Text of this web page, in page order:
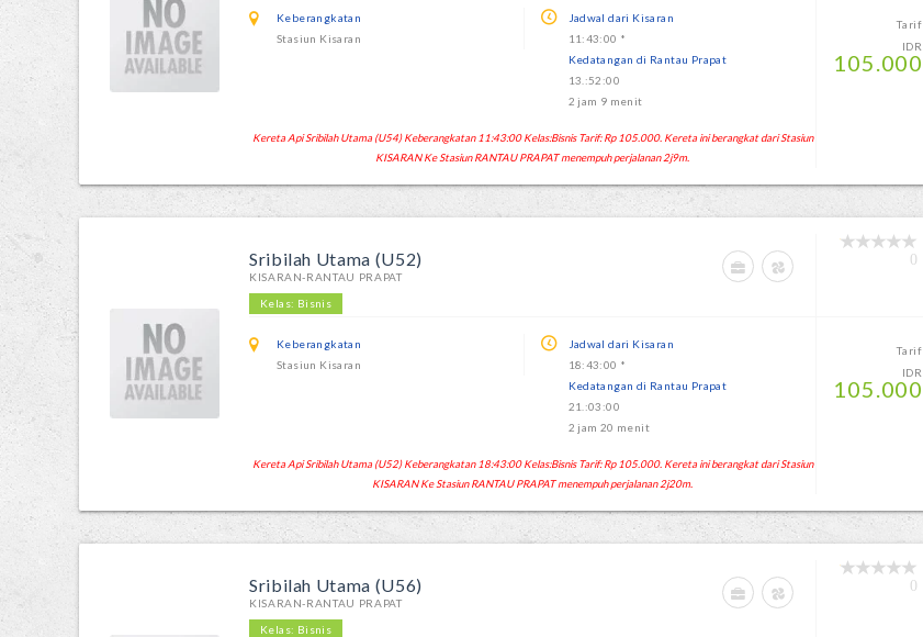
Keberangkatan
Stasiun Kisaran
Jadwal dari Kisaran
11:43:00 *
Kedatangan di Rantau Prapat
13.:52:00
2 jam 9 menit
Tarif
IDR
105.000
Kereta Api Sribilah Utama (U54) Keberangkatan 11:43:00 Kelas:Bisnis Tarif: Rp 105.000. Kereta ini berangkat dari Stasiun
KISARAN Ke Stasiun RANTAU PRAPAT menempuh perjalanan 2j9m.
Sribilah Utama (U52)
KISARAN-RANTAU PRAPAT
Kelas: Bisnis
0
Keberangkatan
Stasiun Kisaran
Jadwal dari Kisaran
18:43:00 *
Kedatangan di Rantau Prapat
21.:03:00
2 jam 20 menit
Tarif
IDR
105.000
Kereta Api Sribilah Utama (U52) Keberangkatan 18:43:00 Kelas:Bisnis Tarif: Rp 105.000. Kereta ini berangkat dari Stasiun
KISARAN Ke Stasiun RANTAU PRAPAT menempuh perjalanan 2j20m.
Sribilah Utama (U56)
KISARAN-RANTAU PRAPAT
Kelas: Bisnis
0